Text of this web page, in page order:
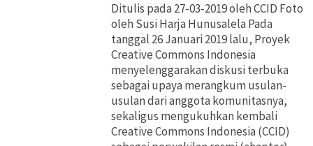
Ditulis pada 27-03-2019 oleh CCID Foto
oleh Susi Harja Hunusalela Pada
tanggal 26 Januari 2019 lalu, Proyek
Creative Commons Indonesia
menyelenggarakan diskusi terbuka
sebagai upaya merangkum usulan-
usulan dari anggota komunitasnya,
sekaligus mengukuhkan kembali
Creative Commons Indonesia (CCID)